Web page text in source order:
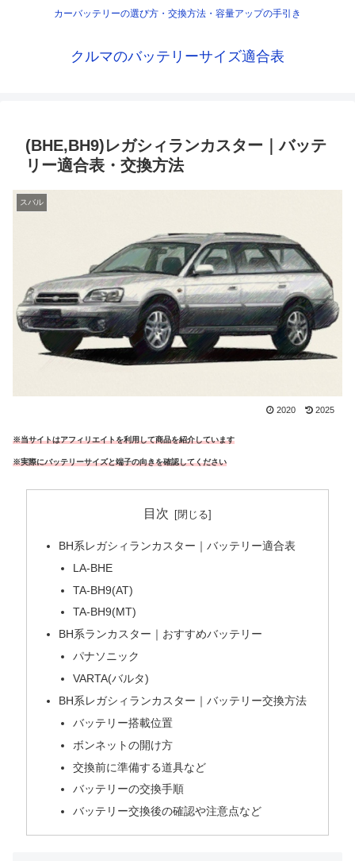
カーバッテリーの選び方・交換方法・容量アップの手引き
クルマのバッテリーサイズ適合表
(BHE,BH9)レガシィランカスター｜バッテ
リー適合表・交換方法
スバル
2020 2025
※当サイトはアフィリエイトを利用して商品を紹介しています
※実際にバッテリーサイズと端子の向きを確認してください
目次
BH系レガシィランカスター｜バッテリー適合表
LA-BHE
TA-BH9(AT)
TA-BH9(MT)
BH系ランカスター｜おすすめバッテリー
パナソニック
VARTA(バルタ)
BH系レガシィランカスター｜バッテリー交換方法
バッテリー搭載位置
ボンネットの開け方
交換前に準備する道具など
バッテリーの交換手順
バッテリー交換後の確認や注意点など